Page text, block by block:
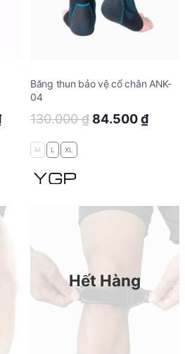
Current
143.000 ₫.
Băng thun bảo vệ cổ chân ANK-
04
130.000₫ Original
84.500₫
M L XL
Hết Hàng